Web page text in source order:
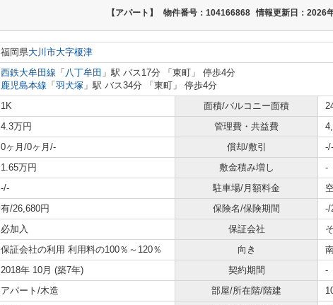
【アパート】 物件番号：104166868 情報更新日：2026
福岡県大川市大字榎津
西鉄大牟田線 「 八丁牟田 」駅 バス17分 「東町」 停歩4分
鹿児島本線 「 羽犬塚 」駅 バス34分 「東町」 停歩4分
1K 面積/バルコニー面積
4.3万円 管理費・共益費
0ヶ月/0ヶ月/- 償却/敷引
-/-
1.65万円 敷金積み増し
-
-/- 駐車場/月額料金
有/26,680円 保険名/保険期間
-/
必加入 保証会社
保証会社の利用 利用料の100％～120％ 向き
2018年 10月 (築7年) 契約期間
-
アパート/木造 部屋/所在階/階建